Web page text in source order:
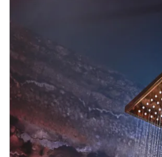
Верхній душ Axor 300 1jet
P з тримачем, Polished
Red Gold (35300300)
Виробник:
AXOR